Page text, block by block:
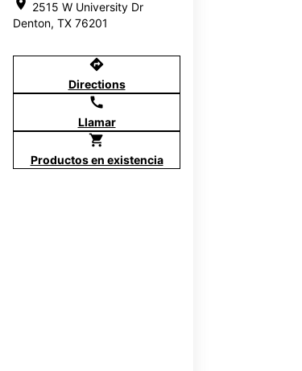
location_on 2515 W University Dr
Denton, TX 76201
directions
Directions
call
Llamar
shopping_cart
Productos en existencia